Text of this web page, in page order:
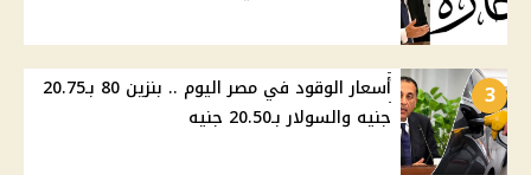
3
أسعار الوقود في مصر اليوم .. بنزين 80 بـ20.75
جنيه والسولار بـ20.50 جنيه